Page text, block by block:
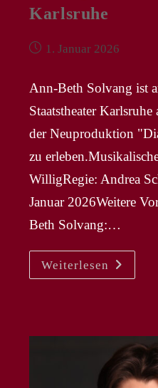
Karlsruhe
Beitrag1. Januar 2026
Ann-Beth Solvang ist
Staatstheater
der Neuproduktion
zu
WilligRegie: Andrea
Januar 2026Weitere
Beth Solvang:…
Weiterlesen ANN-
BETH
SOLVANG
Des
In
Karlsruhe